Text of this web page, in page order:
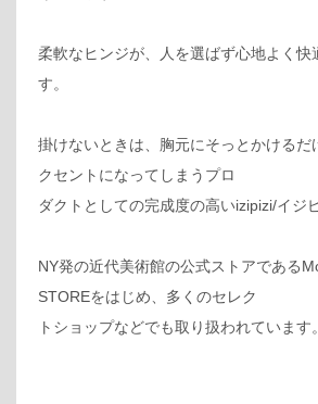
柔軟なヒンジが、人を選ばず心地よく快
す。
掛けないときは、胸元にそっとかけるだ
クセントになってしまうプロ
ダクトとしての完成度の高いizipizi/イジ
NY発の近代美術館の公式ストアである
STOREをはじめ、多くのセレク
トショップなどでも取り扱われています。